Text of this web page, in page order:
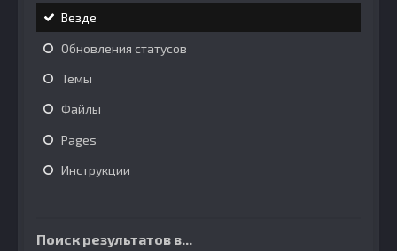
Везде
Обновления статусов
Темы
Файлы
Pages
Инструкции
Поиск результатов в...